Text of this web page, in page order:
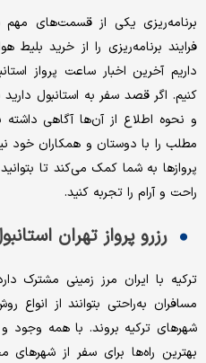
برنامه‌ریزی یکی از قسمت‌های
فرایند برنامه‌ریزی را از خرید بلیط
داریم آخرین اخبار ساعت پرواز
کنیم. اگر قصد سفر به استانبول
و نحوه اطلاع از آن‌ها آگاهی داشته
مطلب را با دوستان و همکاران خود
پروازها به شما کمک می‌کند تا
راحت و آرام را تجربه کنید.
رزرو پرواز تهران
ترکیه با ایران مرز زمینی
مسافران به‌راحتی بتوانند از
شهرهای ترکیه بروند. با همه وجود
بهترین راه‌ها برای سفر از شهرهای